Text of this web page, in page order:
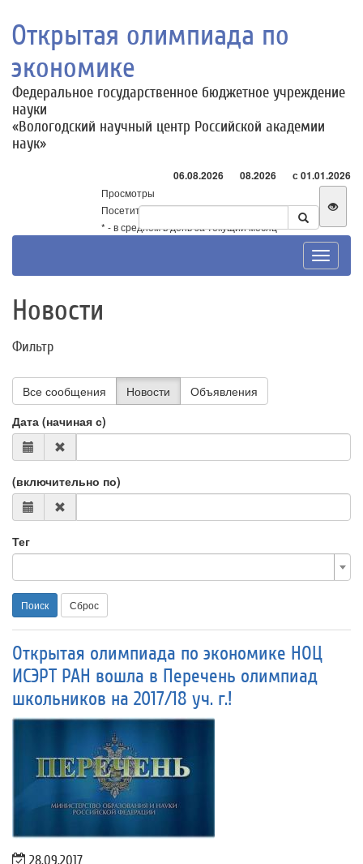
Открытая олимпиада по
экономике
Федеральное государственное бюджетное учреждение
науки
«Вологодский научный центр Российской академии
наук»
06.08.2026 08.2026 с 01.01.2026
Просмотры
Посетители
* - в среднем в день за текущий месяц
Toggle
Новости
Фильтр
Все сообщения Новости
Объявления
Дата (начиная с)
(включительно по)
Тег
Поиск Сброс
Открытая олимпиада по экономике НОЦ
ИСЭРТ РАН вошла в Перечень олимпиад
школьников на 2017/18 уч. г.!
28.09.2017